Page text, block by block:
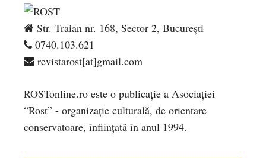
Str. Traian nr. 168, Sector 2, București
0740.103.621
revistarost[at]gmail.com
ROSTonline.ro este o publicaţie a Asociaţiei
“Rost” - organizaţie culturală, de orientare
conservatoare, înfiinţată în anul 1994.